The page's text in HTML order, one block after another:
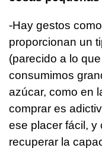
-Hay gestos
proporcionan un
(parecido a lo
consumimos
azúcar, como en
comprar es
ese placer fácil, y
recuperar la